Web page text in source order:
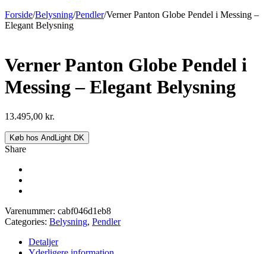
Forside/Belysning/Pendler/Verner Panton Globe Pendel i Messing –
Elegant Belysning
Verner Panton Globe Pendel i
Messing – Elegant Belysning
13.495,00 kr.
Køb hos AndLight DK
Share
Varenummer: cabf046d1eb8
Categories: Belysning, Pendler
Detaljer